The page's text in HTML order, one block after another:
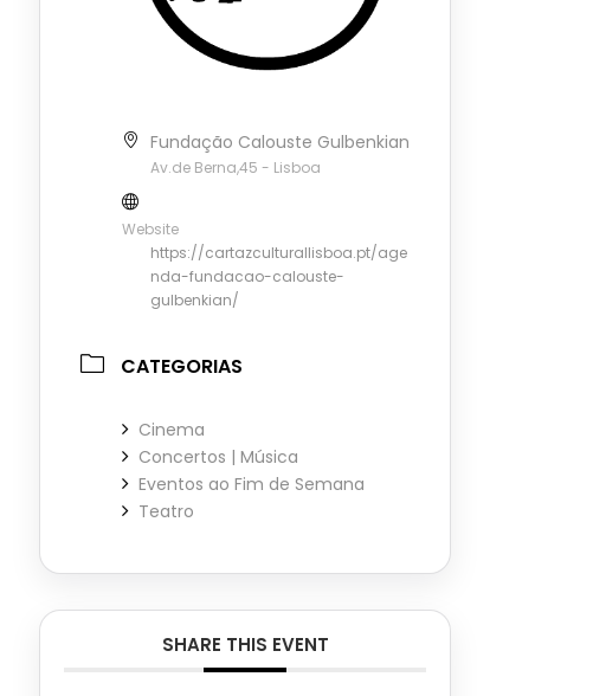
Fundação Calouste Gulbenkian
Av.de Berna,45 - Lisboa
Website
https://cartazculturallisboa.pt/age
nda-fundacao-calouste-
gulbenkian/
CATEGORIAS
Cinema
Concertos | Música
Eventos ao Fim de Semana
Teatro
SHARE THIS EVENT